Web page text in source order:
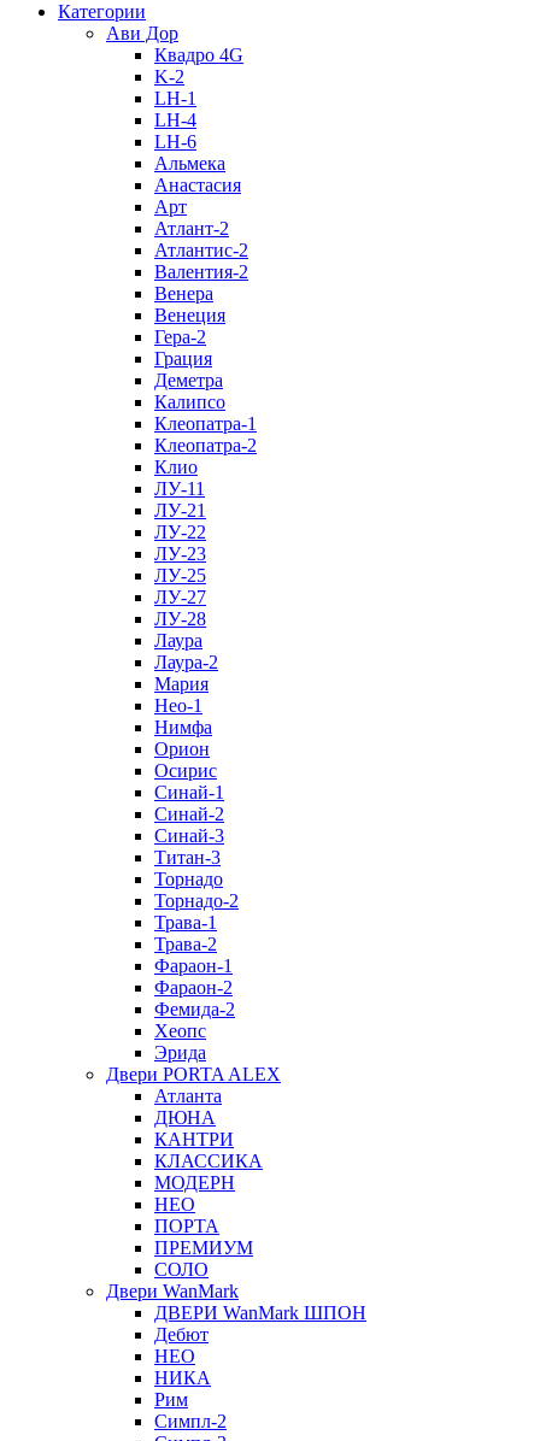
Категории
Ави Дор
Квадро 4G
K-2
LH-1
LH-4
LH-6
Альмека
Анастасия
Арт
Атлант-2
Атлантис-2
Валентия-2
Венера
Венеция
Гера-2
Грация
Деметра
Калипсо
Клеопатра-1
Клеопатра-2
Клио
ЛУ-11
ЛУ-21
ЛУ-22
ЛУ-23
ЛУ-25
ЛУ-27
ЛУ-28
Лаура
Лаура-2
Мария
Нео-1
Нимфа
Орион
Осирис
Синай-1
Синай-2
Синай-3
Титан-3
Торнадо
Торнадо-2
Трава-1
Трава-2
Фараон-1
Фараон-2
Фемида-2
Хеопс
Эрида
Двери PORTA ALEX
Атланта
ДЮНА
КАНТРИ
КЛАССИКА
МОДЕРН
НЕО
ПОРТА
ПРЕМИУМ
СОЛО
Двери WanMark
ДВЕРИ WanMark ШПОН
Дебют
НЕО
НИКА
Рим
Симпл-2